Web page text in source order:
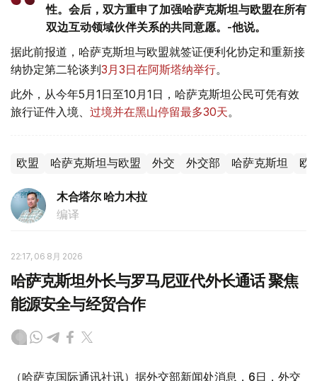
性。会后，双方重申了加强哈萨克斯坦与欧盟在所有
双边互动领域伙伴关系的共同意愿。-他说。
据此前报道，哈萨克斯坦与欧盟就签证便利化协定和重新接
纳协定第二轮谈判3月3日在阿斯塔纳举行。
此外，从今年5月1日至10月1日，哈萨克斯坦公民可凭有效
旅行证件入境、 过境并在黑山停留最多30天。
欧盟 哈萨克斯坦与欧盟 外交 外交部 哈萨克斯坦 欧
木合塔尔 哈力木拉
编译
22:17, 06 8月 2026
哈萨克斯坦外长与罗马尼亚代外长通话 聚焦
能源安全与经贸合作
（哈萨克国际通讯社讯）据外交部新闻处消息，6日，外交